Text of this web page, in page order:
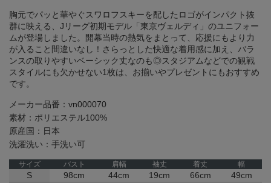
胸元でパッと華やぐスワロフスキーを配したロゴがインパクト抜
群に映える、Jリーグ初期モデル「東京ヴェルディ」のユニフォー
ムが登場しました。開幕当時の熱気をまとって、応援にもより力
が入ること間違いなし！さらっとした快適な着用感に加え、バラ
ンスの取りやすいベーシック丈なのも◎スタジアムなどでの観戦
スタイルにも欠かせない1枚は、お揃いやプレゼントにもおすすめ
です。
メーカー品番：vn000070
素材：ポリエステル100%
原産国：日本
洗濯洗い：手洗い可
サイズ バスト 肩幅 袖丈 着丈 幅
S 98cm 44cm 19cm 66cm
49cm